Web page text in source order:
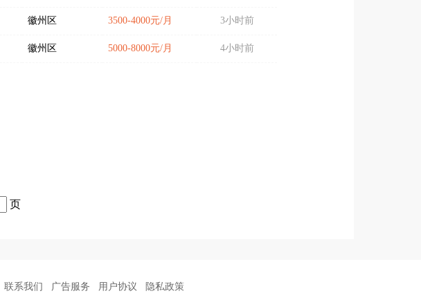
徽州区 3500-4000元/月 3小时前
徽州区 5000-8000元/月 4小时前
页
联系我们 广告服务 用户协议 隐私政策